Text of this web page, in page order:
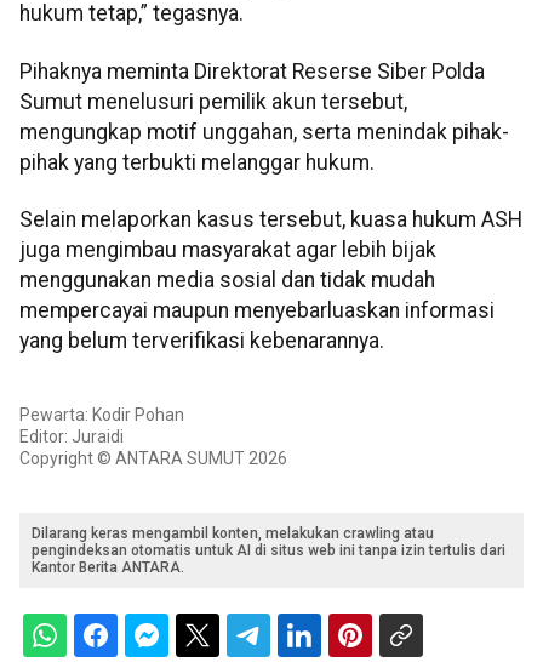
hukum tetap,” tegasnya.
Pihaknya meminta Direktorat Reserse Siber Polda
Sumut menelusuri pemilik akun tersebut,
mengungkap motif unggahan, serta menindak pihak-
pihak yang terbukti melanggar hukum.
Selain melaporkan kasus tersebut, kuasa hukum ASH
juga mengimbau masyarakat agar lebih bijak
menggunakan media sosial dan tidak mudah
mempercayai maupun menyebarluaskan informasi
yang belum terverifikasi kebenarannya.
Pewarta: Kodir Pohan
Editor: Juraidi
Copyright © ANTARA SUMUT 2026
Dilarang keras mengambil konten, melakukan crawling atau
pengindeksan otomatis untuk AI di situs web ini tanpa izin tertulis dari
Kantor Berita ANTARA.